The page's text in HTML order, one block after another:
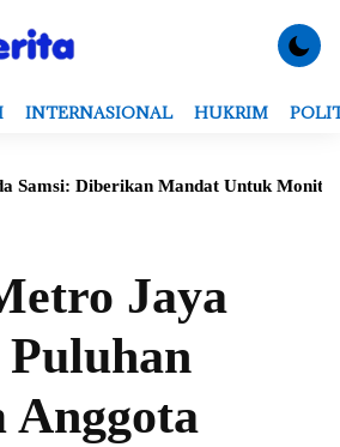
INTERNASIONAL HUKRIM
Diberikan Mandat Untuk Monitoring
Jaya
Anggota